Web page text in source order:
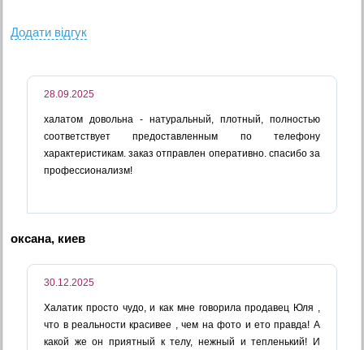
Додати вiдгук
28.09.2025
халатом довольна - натуральный, плотный, полностью
соответствует предоставленным по телефону
характеристикам. заказ отправлен оперативно. спасибо за
профессионализм!
оксана, киев
30.12.2025
Халатик просто чудо, и как мне говорила продавец Юля ,
что в реальности красивее , чем на фото и ето правда! А
какой же он приятный к телу, нежный и тепленький! И